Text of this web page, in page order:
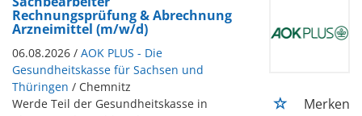
Rechnungsprüfung & Abrechnung
Arzneimittel (m/w/d)
06.08.2026 / AOK PLUS - Die
Gesundheitskasse für Sachsen und
Thüringen / Chemnitz
Werde Teil der Gesundheitskasse in
Merken